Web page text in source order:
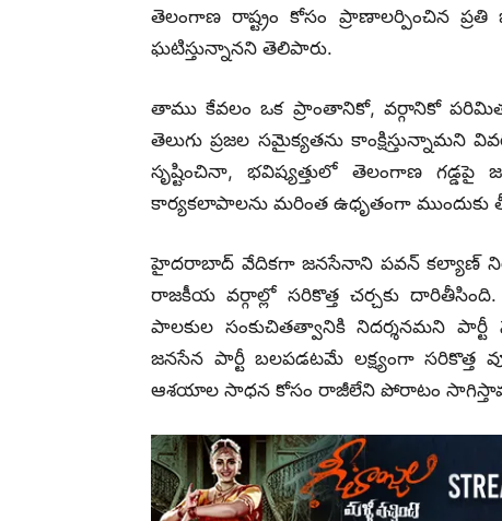
తెలంగాణ రాష్ట్రం కోసం ప్రాణాలర్పించిన
ఘటిస్తున్నానని తెలిపారు.
తాము కేవలం ఒక ప్రాంతానికో, వర్గానికో
తెలుగు ప్రజల సమైక్యతను కాంక్షిస్తున్నామని
సృష్టించినా, భవిష్యత్తులో తెలంగాణ
కార్యకలాపాలను మరింత ఉధృతంగా ముందుకు
హైదరాబాద్ వేదికగా జనసేనాని పవన్ కల్యాణ్
రాజకీయ వర్గాల్లో సరికొత్త చర్చకు
పాలకుల సంకుచితత్వానికి నిదర్శనమని
జనసేన పార్టీ బలపడటమే లక్ష్యంగా సరికొత్త
ఆశయాల సాధన కోసం రాజీలేని పోరాటం సాగిస్తామని